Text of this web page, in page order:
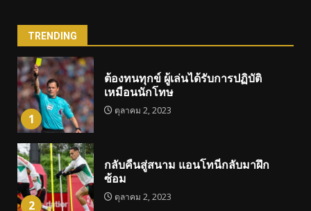
TRENDING
1
ต้องทนทุกข์ ผู้เล่นได้รับการปฏิบัติ
เหมือนนักโทษ
ตุลาคม 2, 2023
2
กลับคืนสู่สนาม แอนโทนี่กลับมาฝึก
ซ้อม
ตุลาคม 2, 2023